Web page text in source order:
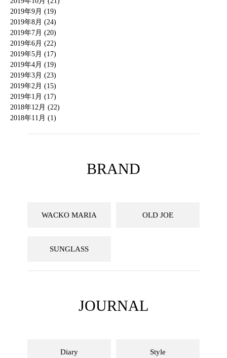
2019年9月 (19)
2019年8月 (24)
2019年7月 (20)
2019年6月 (22)
2019年5月 (17)
2019年4月 (19)
2019年3月 (23)
2019年2月 (15)
2019年1月 (17)
2018年12月 (22)
2018年11月 (1)
BRAND
WACKO MARIA OLD JOE
SUNGLASS
JOURNAL
Diary Style